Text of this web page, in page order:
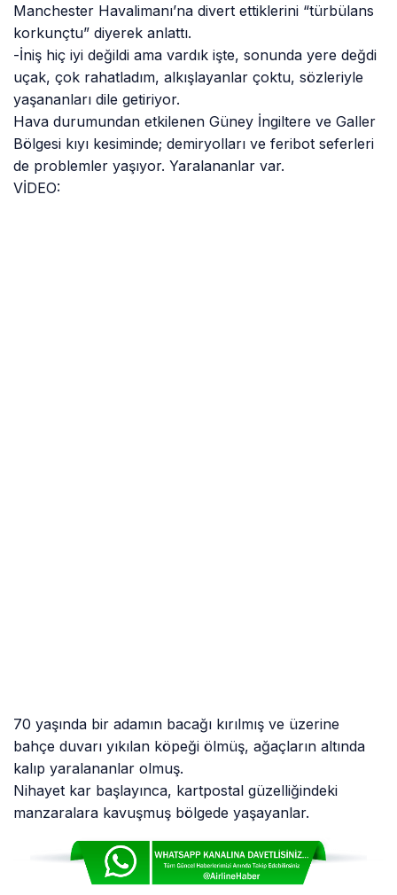
Manchester Havalimanı’na divert ettiklerini “türbülans
korkunçtu” diyerek anlattı.
-İniş hiç iyi değildi ama vardık işte, sonunda yere değdi
uçak, çok rahatladım, alkışlayanlar çoktu, sözleriyle
yaşananları dile getiriyor.
Hava durumundan etkilenen Güney İngiltere ve Galler
Bölgesi kıyı kesiminde; demiryolları ve feribot seferleri
de problemler yaşıyor. Yaralananlar var.
VİDEO:
70 yaşında bir adamın bacağı kırılmış ve üzerine
bahçe duvarı yıkılan köpeği ölmüş, ağaçların altında
kalıp yaralananlar olmuş.
Nihayet kar başlayınca, kartpostal güzelliğindeki
manzaralara kavuşmuş bölgede yaşayanlar.